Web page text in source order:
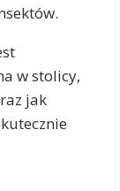
w stolicy,
jak